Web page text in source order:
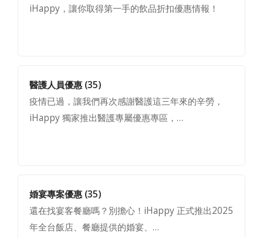
iHappy，讓你取得第一手的飲品折扣優惠情報！
醫護人員優惠 (35)
疫情已過，讓我們再次感謝醫護這三年來的辛勞，
iHappy 獨家推出醫護專屬優惠專區，…
婚宴專案優惠 (35)
還在找宴客餐廳嗎？別擔心！iHappy 正式推出2025
年全台飯店、餐廳提供的婚宴、…